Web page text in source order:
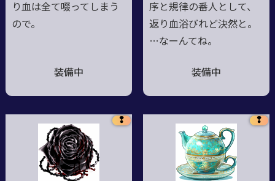
り血は全て啜ってしまう
ので。
装備中
序と規律の番人として、
返り血浴びれど決然と。
…なーんてね。
装備中
❢ ❢